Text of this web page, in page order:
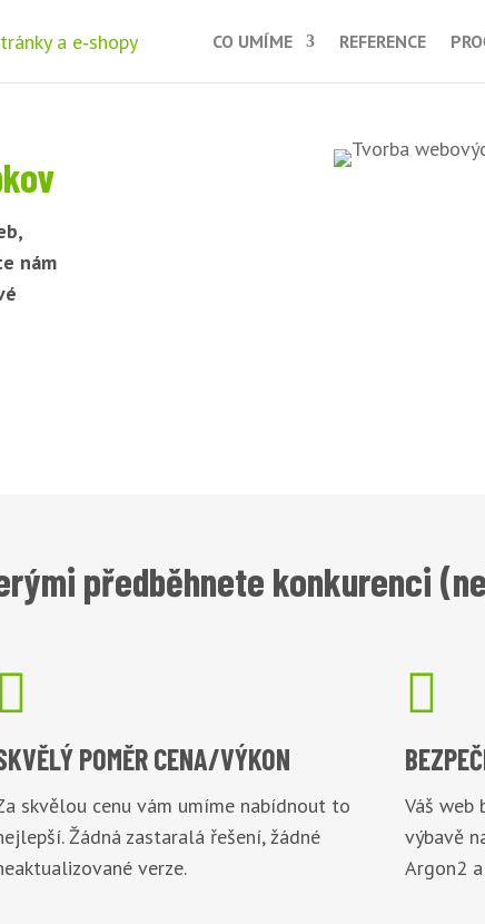
CO UMÍME REFERENCE
nám
předběhnete konkurenci

POMĚRCENA/VÝKON
skvělou cenu vám umíme nabídnout to
Žádná zastaralá řešení, žádné
verze.

Váš web
výbavě
Argon2